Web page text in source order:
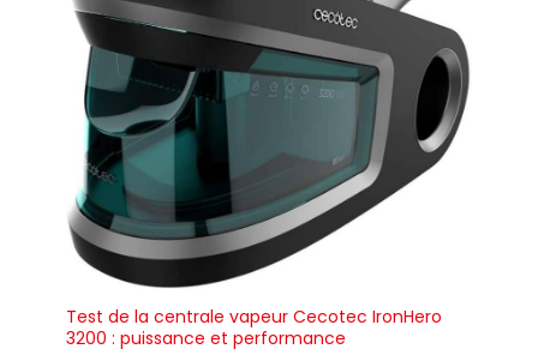
Test de la centrale vapeur Cecotec IronHero
3200 : puissance et performance